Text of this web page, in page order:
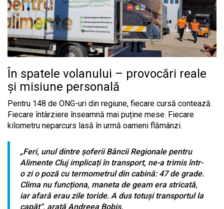
În spatele volanului – provocări reale
și misiune personală
Pentru 148 de ONG-uri din regiune, fiecare cursă contează.
Fiecare întârziere înseamnă mai puține mese. Fiecare
kilometru neparcurs lasă în urmă oameni flămânzi.
„Feri, unul dintre șoferii Băncii Regionale pentru
Alimente Cluj implicați în transport, ne-a trimis într-
o zi o poză cu termometrul din cabină: 47 de grade.
Clima nu funcționa, maneta de geam era stricată,
iar afară erau zile toride. A dus totuși transportul la
capăt”, arată Andreea Bobiș.